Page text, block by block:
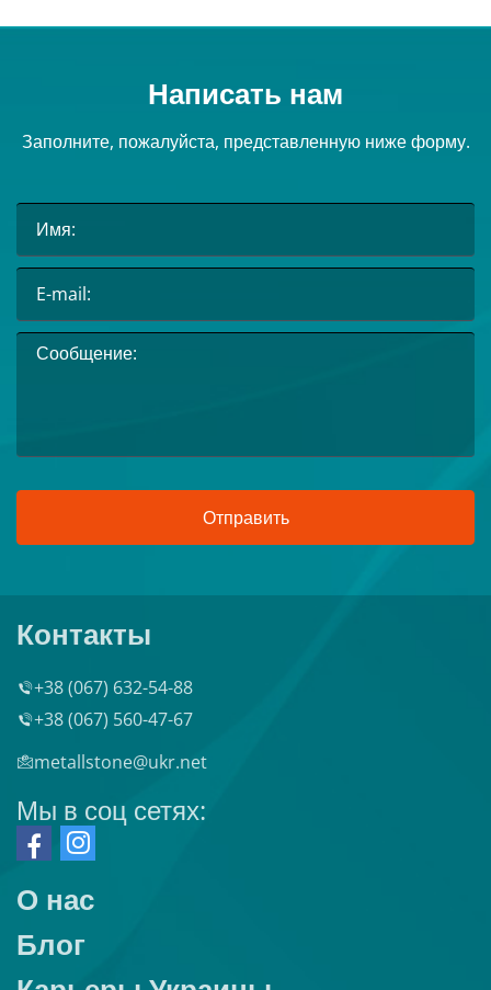
Написать нам
Заполните, пожалуйста, представленную ниже форму.
Отправить
Контакты
+38 (067) 632-54-88
+38 (067) 560-47-67
metallstone@ukr.net
Мы в соц сетях:
О нас
Блог